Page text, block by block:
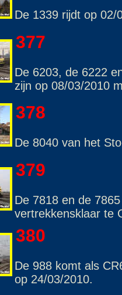
De 1339 rijdt op 02/
377
De 6203, de 6222
zijn op 08/03/2010
378
De 8040 van het
379
De 7818 en de
vertrekkensklaar te
380
De 988 komt als
op 24/03/2010.